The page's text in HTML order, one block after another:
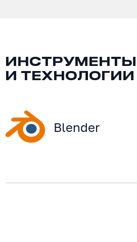
ИНСТРУМЕНТЫ
И ТЕХНОЛОГИИ
Blender